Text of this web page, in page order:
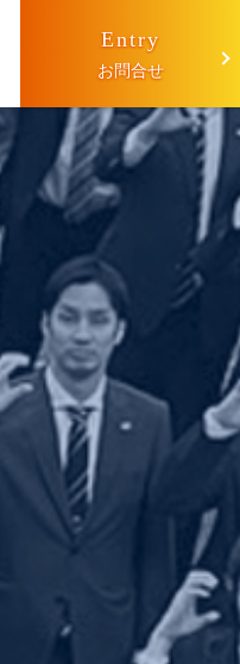
Entry
お問合せ